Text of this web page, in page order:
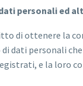
personali ed
di ottenere la
dati personali
e la loro